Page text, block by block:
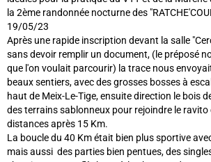
la 2ème randonnée nocturne des
19/05/23
Après une rapide inscription devant la salle
sans devoir remplir un document, (le préposé
que l'on voulait parcourir) la trace nous
beaux sentiers, avec des grosses bosses à
haut de Meix-Le-Tige, ensuite direction le bois
des terrains sablonneux pour rejoindre le
distances après 15 Km.
La boucle du 40 Km était bien plus sportive
mais aussi des parties bien pentues, des